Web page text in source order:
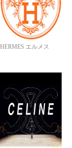
HERMES エルメス